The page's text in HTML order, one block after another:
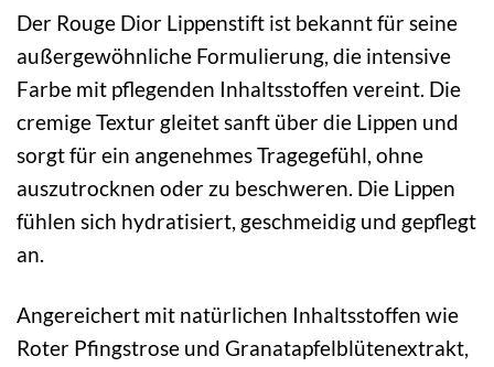
Der Rouge Dior Lippenstift ist bekannt für seine
außergewöhnliche Formulierung, die intensive
Farbe mit pflegenden Inhaltsstoffen vereint. Die
cremige Textur gleitet sanft über die Lippen und
sorgt für ein angenehmes Tragegefühl, ohne
auszutrocknen oder zu beschweren. Die Lippen
fühlen sich hydratisiert, geschmeidig und gepflegt
an.
Angereichert mit natürlichen Inhaltsstoffen wie
Roter Pfingstrose und Granatapfelblütenextrakt,